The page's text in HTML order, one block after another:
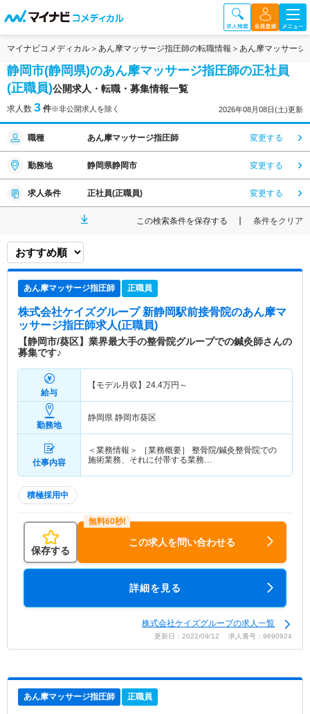
マイナビコメディカル あん摩マッサージ指圧師の転職情報 あん摩マッサージ
静岡市(静岡県)のあん摩マッサージ指圧師の正社員
(正職員)公開求人・転職・募集情報一覧
求人数 3 件※非公開求人を除く 2026年08月08日(土)更新
職種 あん摩マッサージ指圧師 変更する
勤務地 静岡県静岡市 変更する
求人条件 正社員(正職員) 変更する
この検索条件を保存する 条件をクリア
あん摩マッサージ指圧師 正職員
株式会社ケイズグループ 新静岡駅前接骨院のあん摩マ
ッサージ指圧師求人(正職員)
【静岡市/葵区】業界最大手の整骨院グループでの鍼灸師さんの
募集です♪
給与
【モデル月収】 24.4万円～
勤務地
静岡県 静岡市葵区
仕事内容
＜業務情報＞ ［業務概要］ 整骨院/鍼灸整骨院での
施術業務、それに付帯する業務…
積極採用中
保存する
この求人を問い合わせる
詳細を見る
株式会社ケイズグループの求人一覧
更新日：2022/09/12 求人番号：9690924
あん摩マッサージ指圧師 正職員